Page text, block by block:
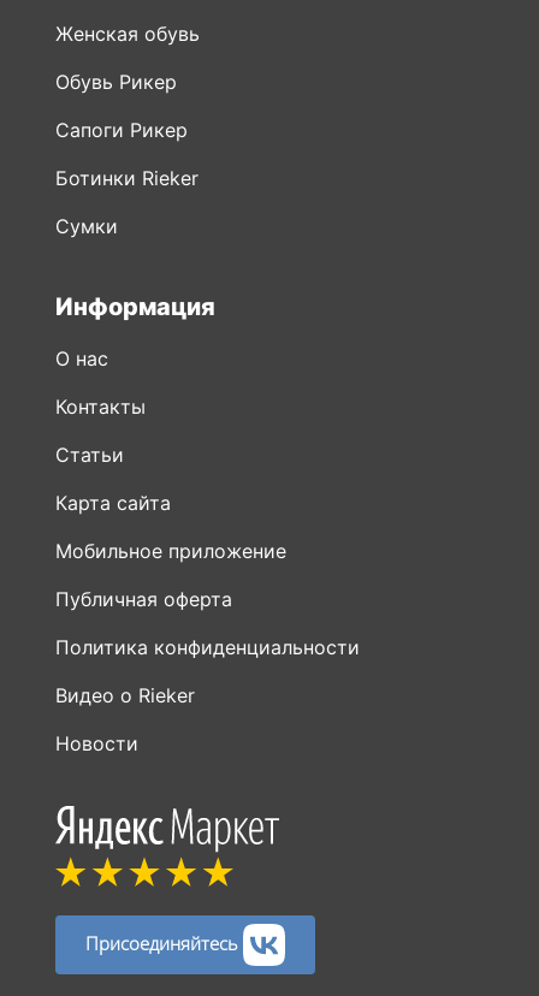
Женская обувь
Обувь Рикер
Сапоги Рикер
Ботинки Rieker
Сумки
Информация
О нас
Контакты
Статьи
Карта сайта
Мобильное приложение
Публичная оферта
Политика конфиденциальности
Видео о Rieker
Новости
Присоединяйтесь